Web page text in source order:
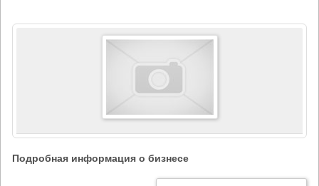
Подробная информация о бизнесе